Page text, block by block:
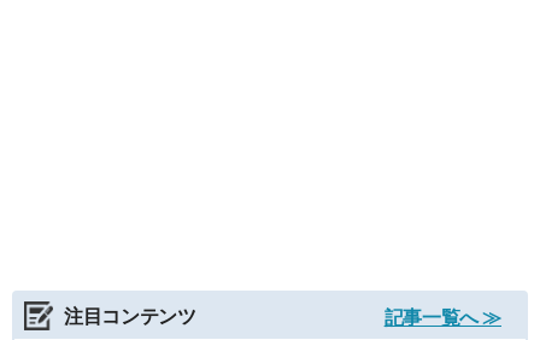
注目コンテンツ
記事一覧へ ≫